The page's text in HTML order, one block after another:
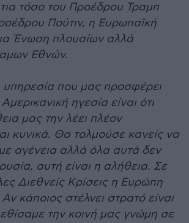
τόσο του Προέδρου Τραμπ
Πούτιν, η Ευρωπαϊκή
Ένωση πλουσίων αλλά
Εθνών.
που μας προσφέρει
ηγεσία είναι ότι
μας την λέει πλέον
κυνικά. Θα τολμούσε κανείς να
αγένεια αλλά όλα αυτά δεν
αυτή είναι η αλήθεια. Σε
Διεθνείς Κρίσεις η Ευρώπη
κάποιος στέλνει στρατό είναι
την κοινή μας γνώμη σε